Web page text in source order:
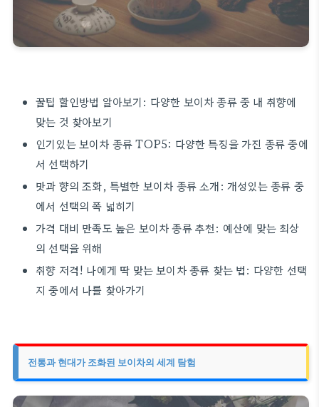
꿀팁 할인방법 알아보기: 다양한 보이차 종류 중 내 취향에
맞는 것 찾아보기
인기있는 보이차 종류 TOP5: 다양한 특징을 가진 종류 중에
서 선택하기
맛과 향의 조화, 특별한 보이차 종류 소개: 개성있는 종류 중
에서 선택의 폭 넓히기
가격 대비 만족도 높은 보이차 종류 추천: 예산에 맞는 최상
의 선택을 위해
취향 저격! 나에게 딱 맞는 보이차 종류 찾는 법: 다양한 선택
지 중에서 나를 찾아가기
전통과 현대가 조화된 보이차의 세계 탐험